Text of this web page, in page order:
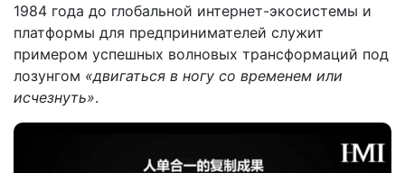
1984 года до глобальной интернет-экосистемы и
платформы для предпринимателей служит
примером успешных волновых трансформаций под
лозунгом «двигаться в ногу со временем или
исчезнуть»​.